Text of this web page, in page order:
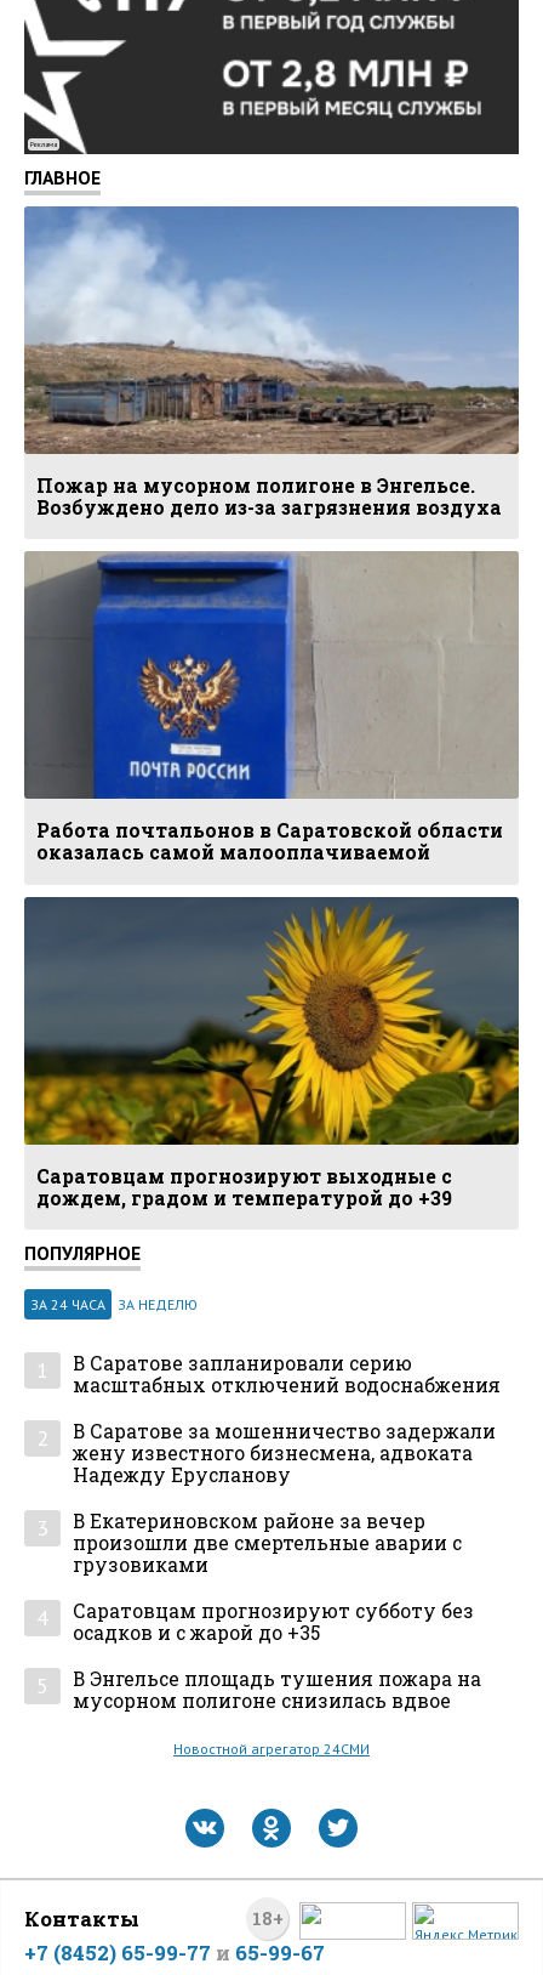
Реклама
ГЛАВНОЕ
Пожар на мусорном полигоне в Энгельсе.
Возбуждено дело из-за загрязнения воздуха
Работа почтальонов в Саратовской области
оказалась самой малооплачиваемой
Саратовцам прогнозируют выходные с
дождем, градом и температурой до +39
ПОПУЛЯРНОЕ
ЗА 24 ЧАСА ЗА НЕДЕЛЮ
1
В Саратове запланировали серию
масштабных отключений водоснабжения
2
В Саратове за мошенничество задержали
жену известного бизнесмена, адвоката
Надежду Ерусланову
3
В Екатериновском районе за вечер
произошли две смертельные аварии с
грузовиками
4
Саратовцам прогнозируют субботу без
осадков и с жарой до +35
5
В Энгельсе площадь тушения пожара на
мусорном полигоне снизилась вдвое
Новостной агрегатор 24СМИ
18+
Контакты
+7 (8452) 65-99-77 и 65-99-67